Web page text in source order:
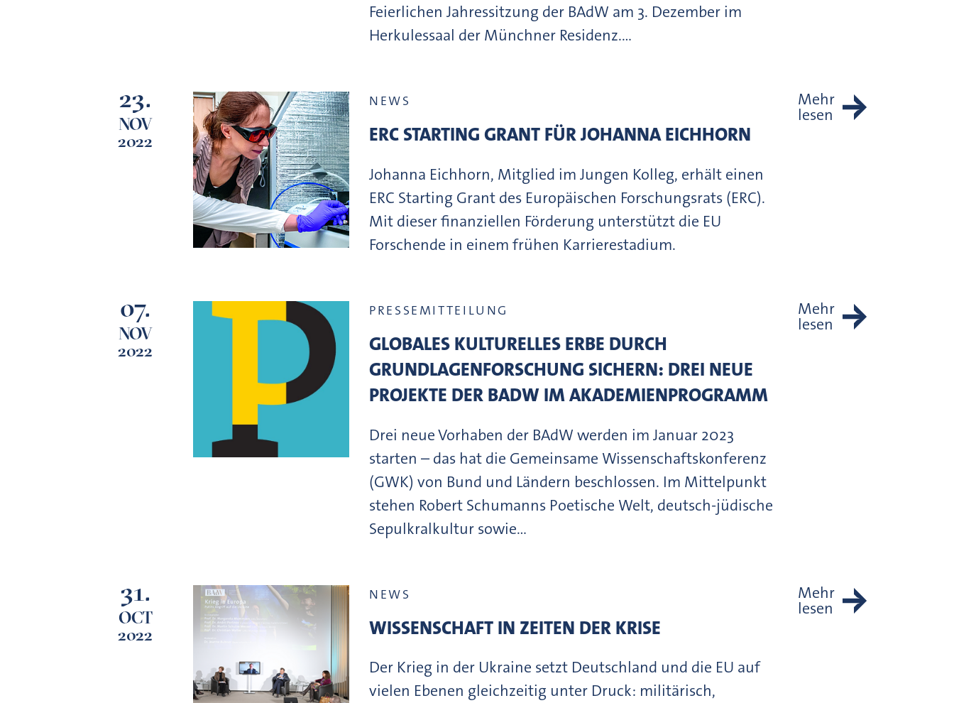
Feierlichen Jahressitzung der BAdW am 3. Dezember im
Herkulessaal der Münchner Residenz.…
23.
NOV
2022
NEWS
ERC STARTING GRANT FÜR JOHANNA EICHHORN
Johanna Eichhorn, Mitglied im Jungen Kolleg, erhält einen
ERC Starting Grant des Europäischen Forschungsrats (ERC).
Mit dieser finanziellen Förderung unterstützt die EU
Forschende in einem frühen Karrierestadium.
Mehr
lesen
07.
NOV
2022
PRESSEMITTEILUNG
GLOBALES KULTURELLES ERBE DURCH
GRUNDLAGENFORSCHUNG SICHERN: DREI NEUE
PROJEKTE DER BADW IM AKADEMIENPROGRAMM
Drei neue Vorhaben der BAdW werden im Januar 2023
starten – das hat die Gemeinsame Wissenschaftskonferenz
(GWK) von Bund und Ländern beschlossen. Im Mittelpunkt
stehen Robert Schumanns Poetische Welt, deutsch-jüdische
Sepulkralkultur sowie…
Mehr
lesen
31.
OCT
2022
NEWS
WISSENSCHAFT IN ZEITEN DER KRISE
Der Krieg in der Ukraine setzt Deutschland und die EU auf
vielen Ebenen gleichzeitig unter Druck: militärisch,
Mehr
lesen